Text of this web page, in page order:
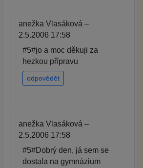
anežka Vlasáková –
2.5.2006 17:58
#5#jo a moc děkuji za
hezkou přípravu
odpovědět
anežka Vlasáková –
2.5.2006 17:58
#5#Dobrý den, já sem se
dostala na gymnázium